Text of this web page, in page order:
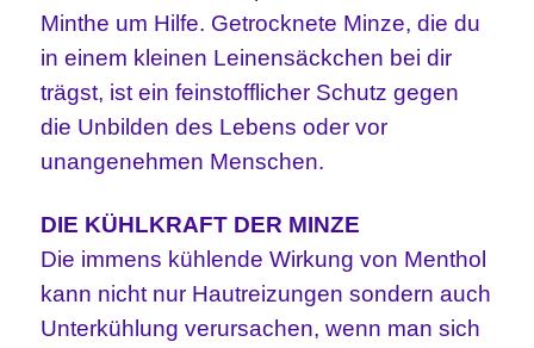
Minthe um Hilfe. Getrocknete Minze, die du
in einem kleinen Leinensäckchen bei dir
trägst, ist ein feinstofflicher Schutz gegen
die Unbilden des Lebens oder vor
unangenehmen Menschen.
DIE KÜHLKRAFT DER MINZE
Die immens kühlende Wirkung von Menthol
kann nicht nur Hautreizungen sondern auch
Unterkühlung verursachen, wenn man sich